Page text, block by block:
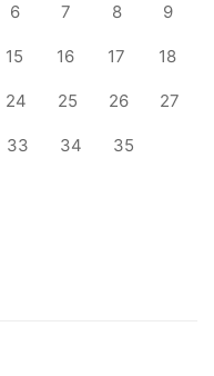
6 7 8 9
15 16 17 18
24 25 26 27
33 34 35